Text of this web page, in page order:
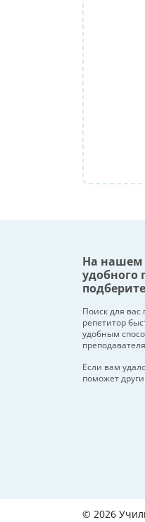
На нашем
удобного
Поиск для вас
репетитор
удобным
Если вам
поможет
© 2026